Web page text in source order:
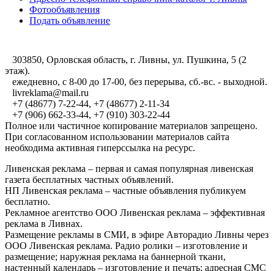
Фотообъявления
Подать объявление
303850, Орловская область, г. Ливны, ул. Пушкина, 5 (2
этаж).
ежедневно, с 8-00 до 17-00, без перерыва, сб.-вс. - выходной.
livreklama@mail.ru
+7 (48677) 7-22-44, +7 (48677) 2-11-34
+7 (906) 662-33-44, +7 (910) 303-22-44
Полное или частичное копирование материалов запрещено.
При согласованном использовании материалов сайта
необходима активная гиперссылка на ресурс.
Ливенская реклама – первая и самая популярная ливенская
газета бесплатных частных объявлений.
НП Ливенская реклама – частные объявления публикуем
бесплатно.
Рекламное агентство ООО Ливенская реклама – эффективная
реклама в Ливнах.
Размещение рекламы в СМИ, в эфире Авторадио Ливны через
ООО Ливенская реклама. Радио ролики – изготовление и
размещение; наружная реклама на баннерной ткани,
настенный календарь – изготовление и печать; адресная СМС